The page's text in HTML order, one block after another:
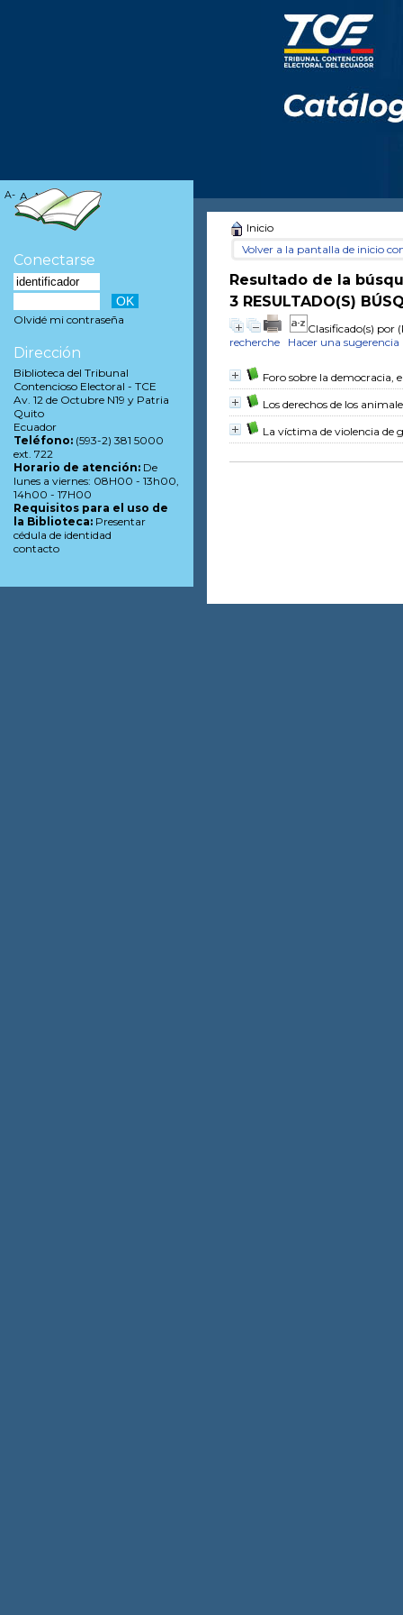
Inicio
Volver a la pantalla de inicio
Resultado de la
3 RESULTADO(S)
Clasificado(s) por
recherche
Hacer una sugerencia
Foro sobre la democracia,
Los derechos de los
La víctima de violencia de
A- A A+
Conectarse
Olvidé mi contraseña
Dirección
Biblioteca del Tribunal
Contencioso Electoral - TCE
Av. 12 de Octubre N19 y Patria
Quito
Ecuador
Teléfono: (593-2) 381 5000
ext. 722
Horario de atención: De
lunes a viernes: 08H00 - 13h00,
14h00 - 17H00
Requisitos para el uso de
la Biblioteca: Presentar
cédula de identidad
contacto